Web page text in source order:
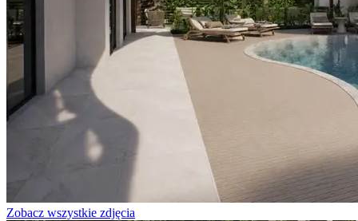
Zobacz wszystkie zdjęcia